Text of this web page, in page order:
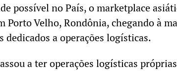
possível no País, o marketplace
Velho, Rondônia, chegando à
a operações logísticas.
a ter operações logísticas